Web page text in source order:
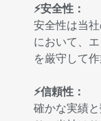
⚡安全性：
安全性は当
において、
を厳守して
⚡信頼性：
確かな実績